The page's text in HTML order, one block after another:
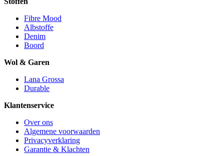
Fibre Mood
Albstoffe
Denim
Boord
Wol & Garen
Lana Grossa
Durable
Klantenservice
Over ons
Algemene voorwaarden
Privacyverklaring
Garantie & Klachten